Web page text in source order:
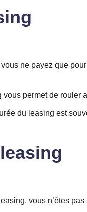
ne payez que
vous permet de rouler
du leasing est
vous n’êtes